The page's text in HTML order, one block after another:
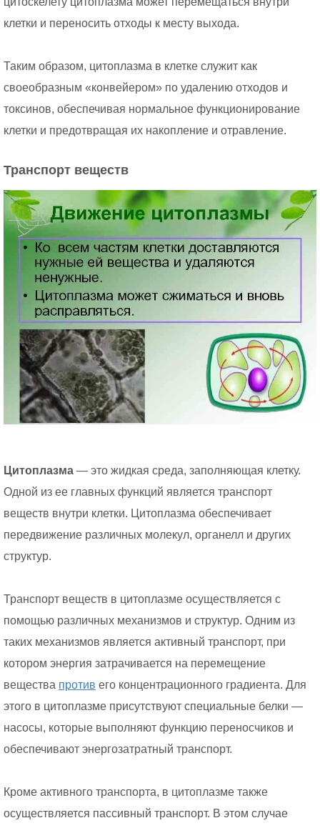
клетки и переносить отходы к месту выхода.
Таким образом, цитоплазма в клетке служит как
своеобразным «конвейером» по удалению отходов и
токсинов, обеспечивая нормальное функционирование
клетки и предотвращая их накопление и отравление.
Транспорт веществ
Цитоплазма — это жидкая среда, заполняющая клетку.
Одной из ее главных функций является транспорт
веществ внутри клетки. Цитоплазма обеспечивает
передвижение различных молекул, органелл и других
структур.
Транспорт веществ в цитоплазме осуществляется с
помощью различных механизмов и структур. Одним из
таких механизмов является активный транспорт, при
котором энергия затрачивается на перемещение
вещества против его концентрационного градиента. Для
этого в цитоплазме присутствуют специальные белки —
насосы, которые выполняют функцию переносчиков и
обеспечивают энергозатратный транспорт.
Кроме активного транспорта, в цитоплазме также
осуществляется пассивный транспорт. В этом случае